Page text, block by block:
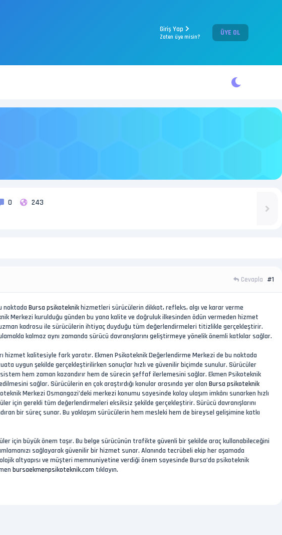
Giriş Yap
Zaten üye misin? ÜYE OL
0 243
Cevapla #1
noktada Bursa psikoteknikhizmetleri sürücülerin dikkat, refleks, algı ve karar verme
Merkezi kurulduğu günden bu yana kalite ve doğruluk ilkesinden ödün vermeden hizmet
uzman kadrosu ile sürücülerin ihtiyaç duyduğu tüm değerlendirmeleri titizlikle gerçekleştirir.
kalmaz aynı zamanda sürücü davranışlarını geliştirmeye yönelik önemli katkılar sağlar.
hizmet kalitesiyle fark yaratır. Ekmen Psikoteknik Değerlendirme Merkezi de bu noktada
uygun şekilde gerçekleştirilirken sonuçlar hızlı ve güvenilir biçimde sunulur. Sürücüler
hem zaman kazandırır hem de sürecin şeffaf ilerlemesini sağlar. Ekmen Psikoteknik
sağlar. Sürücülerin en çok araştırdığı konular arasında yer alan Bursa psikoteknik
Merkezi Osmangazi’deki merkezi konumu sayesinde kolay ulaşım imkânı sunarken hızlı
için gerekli tüm değerlendirmeleri eksiksiz şekilde gerçekleştirir. Sürücü davranışlarını
bir süreç sunar. Bu yaklaşım sürücülerin hem mesleki hem de bireysel gelişimine katkı
için büyük önem taşır. Bu belge sürücünün trafikte güvenli bir şekilde araç kullanabileceğini
sağlayarak güvenilir bir hizmet sunar. Alanında tecrübeli ekip her aşamada
altyapısı ve müşteri memnuniyetine verdiği önem sayesinde Bursa’da psikoteknik
bursaekmenpsikoteknik.com tıklayın.